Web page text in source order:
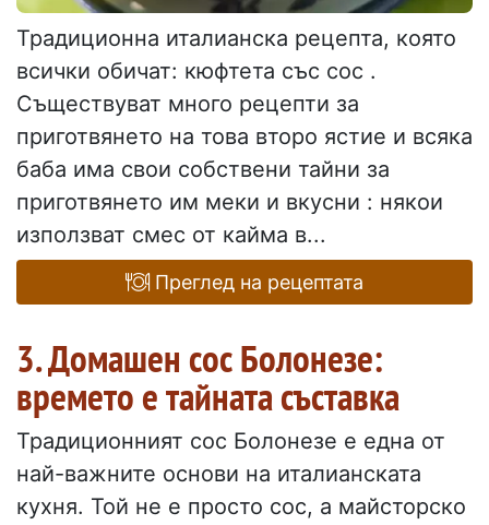
Традиционна италианска рецепта, която
всички обичат: кюфтета със сос .
Съществуват много рецепти за
приготвянето на това второ ястие и всяка
баба има свои собствени тайни за
приготвянето им меки и вкусни : някои
използват смес от кайма в...
Преглед на рецептата
3. Домашен сос Болонезе:
времето е тайната съставка
Традиционният сос Болонезе е една от
най-важните основи на италианската
кухня. Той не е просто сос, а майсторско